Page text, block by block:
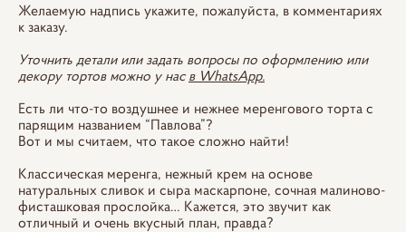
Желаемую надпись укажите, пожалуйста, в комментариях
к заказу.
Уточнить детали или задать вопросы по оформлению или
декору тортов можно у насв WhatsApp.
Есть ли что-то воздушнее и нежнее меренгового торта с
парящим названием “Павлова”?
Вот и мы считаем, что такое сложно найти!
Классическая меренга, нежный крем на основе
натуральных сливок и сыра маскарпоне, сочная малиново-
фисташковая прослойка… Кажется, это звучит как
отличный и очень вкусный план, правда?